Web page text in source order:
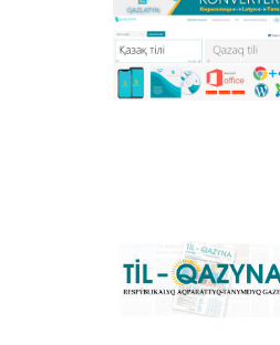
Qazlatyn.kz –
mâtіnderdі kirilden
latınğa žâne töte
žazuğa onlayn tүrde
sâykestendіretіn
bağdarlamasınıñ
Windows-qa arnalğan
offline-nûsqasın, MS
Office paketіne
«Til-Qazyna»
respublikalıq
aqparattıq-tanımdıq